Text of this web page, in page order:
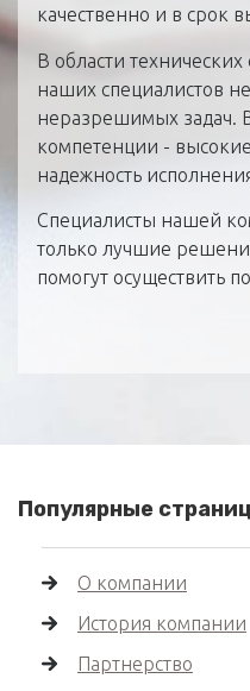
качественно и в
В области технических
наших специалистов
неразрешимых задач.
компетенции -
надежность
Специалисты нашей
только лучшие
помогут осуществить
Популярные
О компании
История компании
Партнерство